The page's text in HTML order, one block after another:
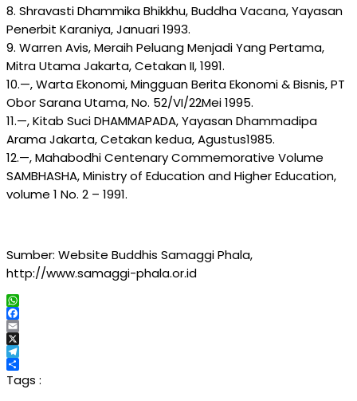
8. Shravasti Dhammika Bhikkhu, Buddha Vacana, Yayasan
Penerbit Karaniya, Januari 1993.
9. Warren Avis, Meraih Peluang Menjadi Yang Pertama,
Mitra Utama Jakarta, Cetakan II, 1991.
10.—, Warta Ekonomi, Mingguan Berita Ekonomi & Bisnis, PT
Obor Sarana Utama, No. 52/VI/22Mei 1995.
11.—, Kitab Suci DHAMMAPADA, Yayasan Dhammadipa
Arama Jakarta, Cetakan kedua, Agustus1985.
12.—, Mahabodhi Centenary Commemorative Volume
SAMBHASHA, Ministry of Education and Higher Education,
volume 1 No. 2 – 1991.
Sumber: Website Buddhis Samaggi Phala,
http://www.samaggi-phala.or.id
WhatsApp
Facebook
Email
X
Telegram
Share
Tags :